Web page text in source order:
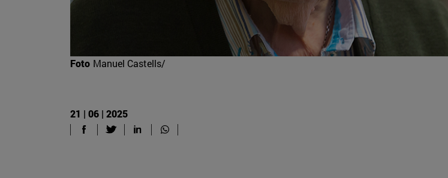
Foto Manuel Castells/
21 | 06 | 2025